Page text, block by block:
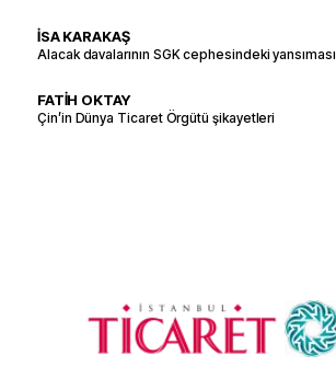
İSA KARAKAŞ
Alacak davalarının SGK cephesindeki yansıması
FATİH OKTAY
Çin’in Dünya Ticaret Örgütü şikayetleri